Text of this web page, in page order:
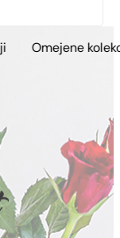
kolekcije